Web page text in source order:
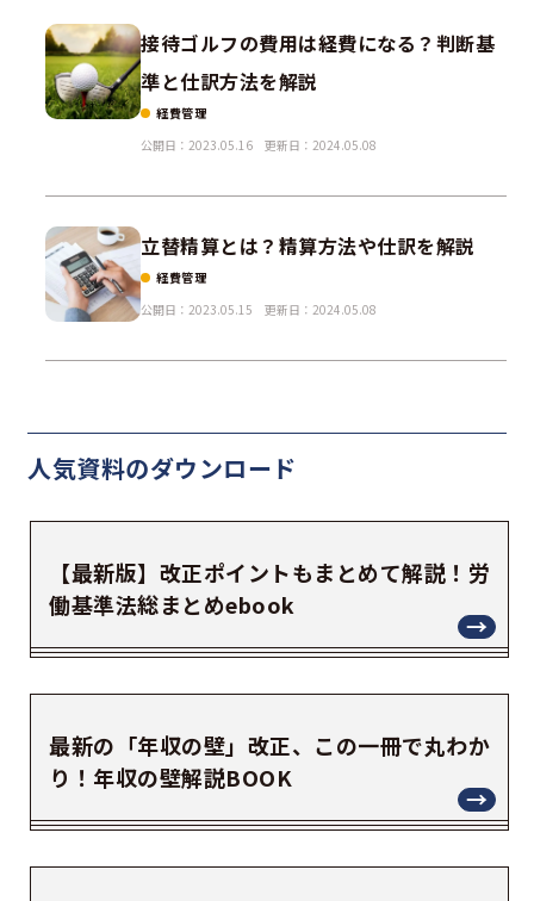
接待ゴルフの費用は経費になる？判断基
準と仕訳方法を解説
経費管理
公開日：2023.05.16
更新日：2024.05.08
立替精算とは？精算方法や仕訳を解説
経費管理
公開日：2023.05.15
更新日：2024.05.08
人気資料のダウンロード
【最新版】改正ポイントもまとめて解説！労
働基準法総まとめebook
最新の「年収の壁」改正、この一冊で丸わか
り！年収の壁解説BOOK